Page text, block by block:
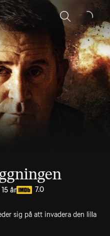
Sök
år 7.0
sig på att invadera den lilla